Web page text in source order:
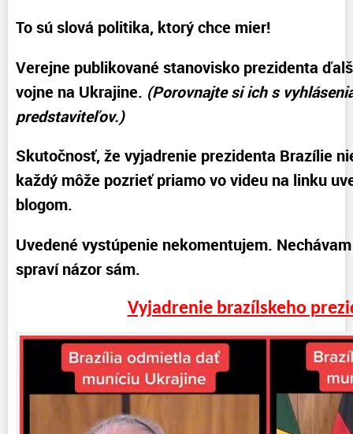
To sú slová politika, ktorý chce mier!
Verejne publikované stanovisko prezidenta
vojne na Ukrajine. (Porovnajte si ich s
predstaviteľov.)
Skutočnosť, že vyjadrenie prezidenta Brazílie
každý môže pozrieť priamo vo videu na linku
blogom.
Uvedené vystúpenie nekomentujem.
spraví názor sám.
Vyjadrenie brazílskeho